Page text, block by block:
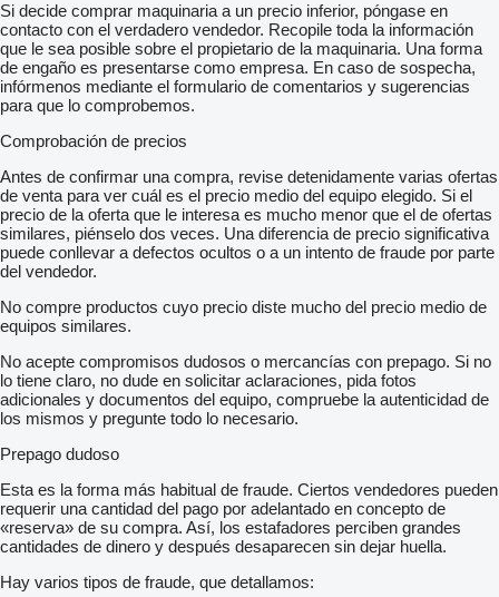
Si decide comprar maquinaria a un precio inferior, póngase en
contacto con el verdadero vendedor. Recopile toda la información
que le sea posible sobre el propietario de la maquinaria. Una forma
de engaño es presentarse como empresa. En caso de sospecha,
infórmenos mediante el formulario de comentarios y sugerencias
para que lo comprobemos.
Comprobación de precios
Antes de confirmar una compra, revise detenidamente varias ofertas
de venta para ver cuál es el precio medio del equipo elegido. Si el
precio de la oferta que le interesa es mucho menor que el de ofertas
similares, piénselo dos veces. Una diferencia de precio significativa
puede conllevar a defectos ocultos o a un intento de fraude por parte
del vendedor.
No compre productos cuyo precio diste mucho del precio medio de
equipos similares.
No acepte compromisos dudosos o mercancías con prepago. Si no
lo tiene claro, no dude en solicitar aclaraciones, pida fotos
adicionales y documentos del equipo, compruebe la autenticidad de
los mismos y pregunte todo lo necesario.
Prepago dudoso
Esta es la forma más habitual de fraude. Ciertos vendedores pueden
requerir una cantidad del pago por adelantado en concepto de
«reserva» de su compra. Así, los estafadores perciben grandes
cantidades de dinero y después desaparecen sin dejar huella.
Hay varios tipos de fraude, que detallamos: